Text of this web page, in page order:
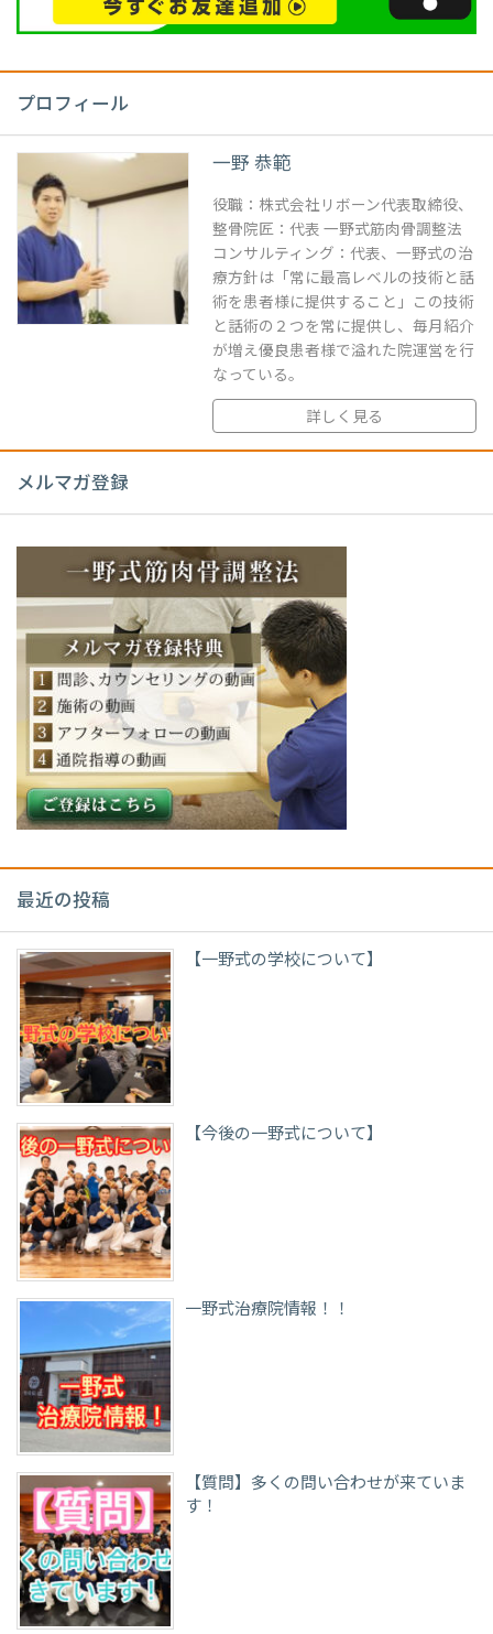
プロフィール
一野 恭範
役職：株式会社リボーン代表取締役、
整骨院匠：代表 一野式筋肉骨調整法
コンサルティング：代表、一野式の治
療方針は「常に最高レベルの技術と話
術を患者様に提供すること」この技術
と話術の２つを常に提供し、毎月紹介
が増え優良患者様で溢れた院運営を行
なっている。
詳しく見る
メルマガ登録
最近の投稿
【一野式の学校について】
【今後の一野式について】
一野式治療院情報！！
【質問】多くの問い合わせが来ていま
す！